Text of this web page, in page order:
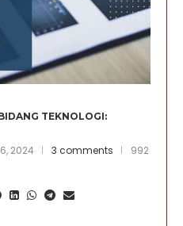
TEKNOLOGI:
2024 3 comments
992